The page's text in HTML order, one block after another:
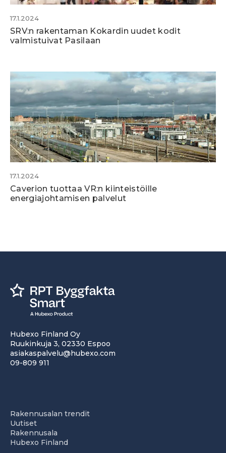
17.1.2024
SRV:n rakentaman Kokardin uudet kodit
valmistuivat Pasilaan
17.1.2024
Caverion tuottaa VR:n kiinteistöille
energiajohtamisen palvelut
Hubexo Finland Oy
Ruukinkuja 3, 02330 Espoo
asiakaspalvelu@hubexo.com
09-809 911
Rakennusalan trendit
Uutiset
Rakennusala
Hubexo Finland